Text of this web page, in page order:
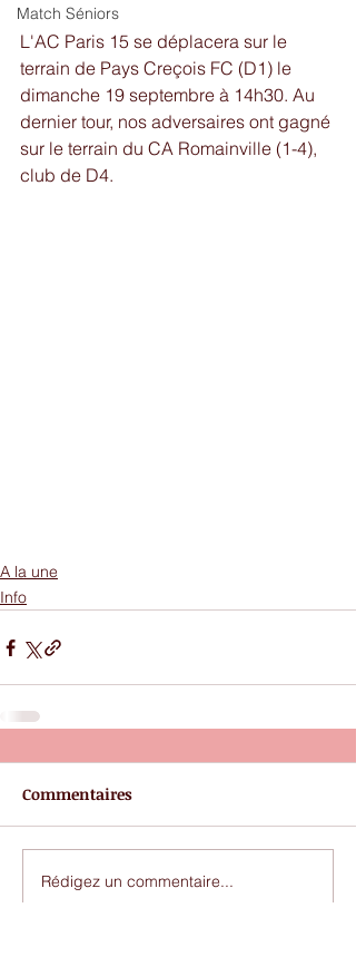
Match Séniors
L'AC Paris 15 se déplacera sur le
terrain de Pays Creçois FC (D1) le
dimanche 19 septembre à 14h30. Au
dernier tour, nos adversaires ont gagné
sur le terrain du CA Romainville (1-4),
club de D4.
A la une
Info
Commentaires
Rédigez un commentaire...